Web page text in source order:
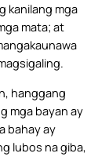
kanilang mga
mata; at
hanggang
mga bayan ay
bahay ay
lubos na giba,